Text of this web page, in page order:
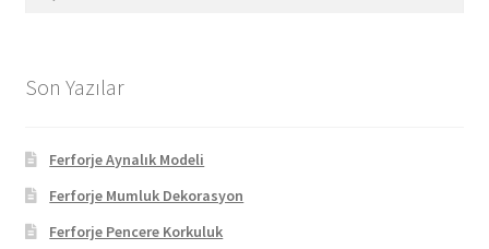
Son Yazılar
Ferforje Aynalık Modeli
Ferforje Mumluk Dekorasyon
Ferforje Pencere Korkuluk